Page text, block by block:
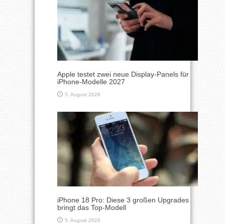
Apple testet zwei neue Display-Panels für
iPhone-Modelle 2027
5. August 2026
iPhone 18 Pro: Diese 3 großen Upgrades
bringt das Top-Modell
5. August 2026